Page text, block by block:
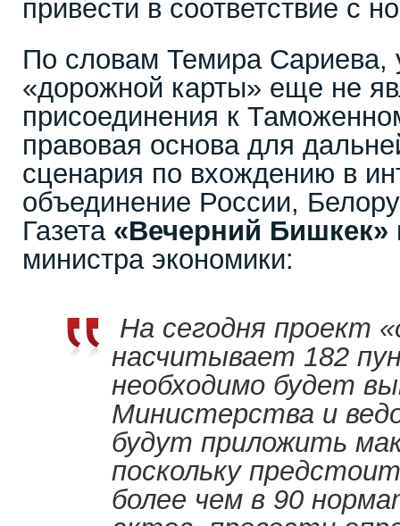
привести в соответствие с
По словам Темира Сариева,
«дорожной карты» еще не
присоединения к
правовая основа для
сценария по вхождению в
объединение России,
Газета «Вечерний Бишкек»
министра экономики:
На сегодня проект
насчитывает 182
необходимо будет
Министерства и
будут приложить
поскольку
более чем в 90